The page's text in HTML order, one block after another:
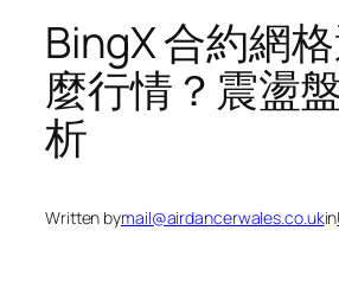
BingX 合約網
麼行情？震盪
析
Written bymail@airdancerwales.co.ukin